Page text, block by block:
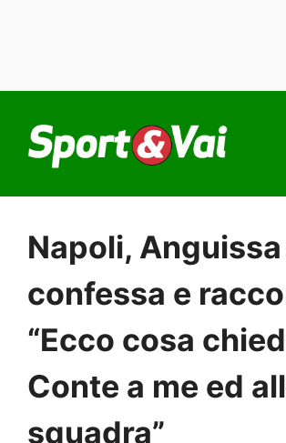
contenuto
Napoli,
confessa e
“Ecco cosa
Conte a me ed
squadra”